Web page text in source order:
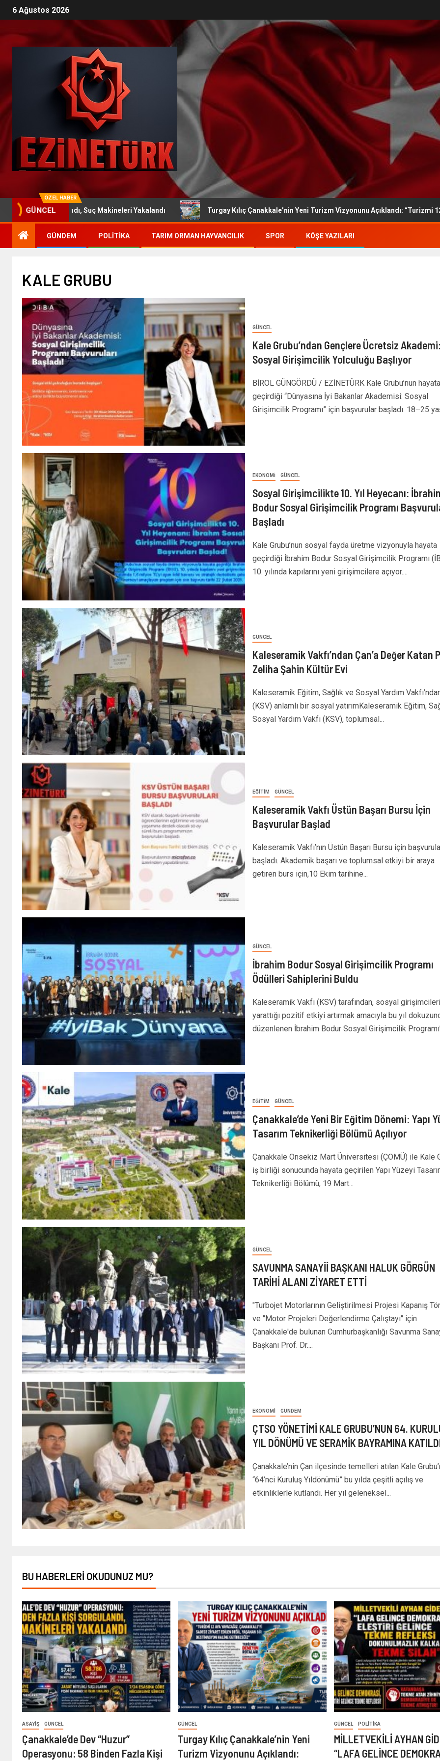
6 Ağustos 2026
ÖZEL HABER
GÜNCEL
Suç Makineleri Yakalandı Turgay Kılıç Çanakkale’nin Yeni Turizm Vizyonunu Açıklandı: “Turizmi 12 Aya Yayacağız.
GÜNDEM POLITIKA TARIM ORMAN HAYVANCILIK SPOR KÖŞE YAZILARI
KALE GRUBU
GÜNCEL
Kale Grubu’ndan Gençlere Ücretsiz Akademi:
Sosyal Girişimcilik Yolculuğu Başlıyor
BİROL GÜNGÖRDÜ / EZİNETÜRK Kale Grubu’nun hayata
geçirdiği “Dünyasına İyi Bakanlar Akademisi: Sosyal
Girişimcilik Programı” için başvurular başladı. 18–25
EKONOMI GÜNCEL
Sosyal Girişimcilikte 10. Yıl Heyecanı:
Bodur Sosyal Girişimcilik Programı
Başladı
Kale Grubu’nun sosyal fayda üretme vizyonuyla hayata
geçirdiği İbrahim Bodur Sosyal Girişimcilik Programı
10. yılında kapılarını yeni girişimcilere açıyor....
GÜNCEL
Kaleseramik Vakfı’ndan Çan’a Değer Katan
Zeliha Şahin Kültür Evi
Kaleseramik Eğitim, Sağlık ve Sosyal Yardım
(KSV) anlamlı bir sosyal yatırımKaleseramik Eğitim,
Sosyal Yardım Vakfı (KSV), toplumsal...
EĞITIM GÜNCEL
Kaleseramik Vakfı Üstün Başarı Bursu İçin
Başvurular Başlad
Kaleseramik Vakfı’nın Üstün Başarı Bursu için
başladı. Akademik başarı ve toplumsal etkiyi bir araya
getiren burs için,10 Ekim tarihine...
GÜNCEL
İbrahim Bodur Sosyal Girişimcilik Programı
Ödülleri Sahiplerini Buldu
Kaleseramik Vakfı (KSV) tarafından, sosyal
yarattığı pozitif etkiyi artırmak amacıyla bu yıl
düzenlenen İbrahim Bodur Sosyal Girişimcilik
EĞITIM GÜNCEL
Çanakkale’de Yeni Bir Eğitim Dönemi: Yapı
Tasarım Teknikerliği Bölümü Açılıyor
Çanakkale Onsekiz Mart Üniversitesi (ÇOMÜ) ile Kale
iş birliği sonucunda hayata geçirilen Yapı Yüzeyi
Teknikerliği Bölümü, 19 Mart...
GÜNCEL
SAVUNMA SANAYİİ BAŞKANI HALUK GÖRGÜN
TARİHİ ALANI ZİYARET ETTİ
"Turbojet Motorlarının Geliştirilmesi Projesi Kapanış
ve "Motor Projeleri Değerlendirme Çalıştayı" için
Çanakkale'de bulunan Cumhurbaşkanlığı Savunma
Başkanı Prof. Dr....
EKONOMI GÜNDEM
ÇTSO YÖNETİMİ KALE GRUBU’NUN 64.
YIL DÖNÜMÜ VE SERAMİK BAYRAMINA
Çanakkale’nin Çan ilçesinde temelleri atılan Kale
“64’nci Kuruluş Yıldönümü” bu yılda çeşitli açılış ve
etkinliklerle kutlandı. Her yıl geleneksel...
BU HABERLERI OKUDUNUZ MU?
ASAYIŞ GÜNCEL
Çanakkale’de Dev “Huzur”
Operasyonu: 58 Binden Fazla Kişi
GÜNCEL
Turgay Kılıç Çanakkale’nin Yeni
Turizm Vizyonunu Açıklandı:
GÜNCEL POLITIKA
MİLLETVEKİLİ AYHAN
“LAFA GELİNCE